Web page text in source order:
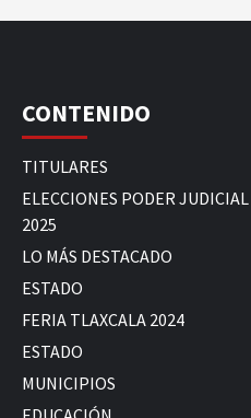
CONTENIDO
TITULARES
ELECCIONES PODER JUDICIAL
2025
LO MÁS DESTACADO
ESTADO
FERIA TLAXCALA 2024
ESTADO
MUNICIPIOS